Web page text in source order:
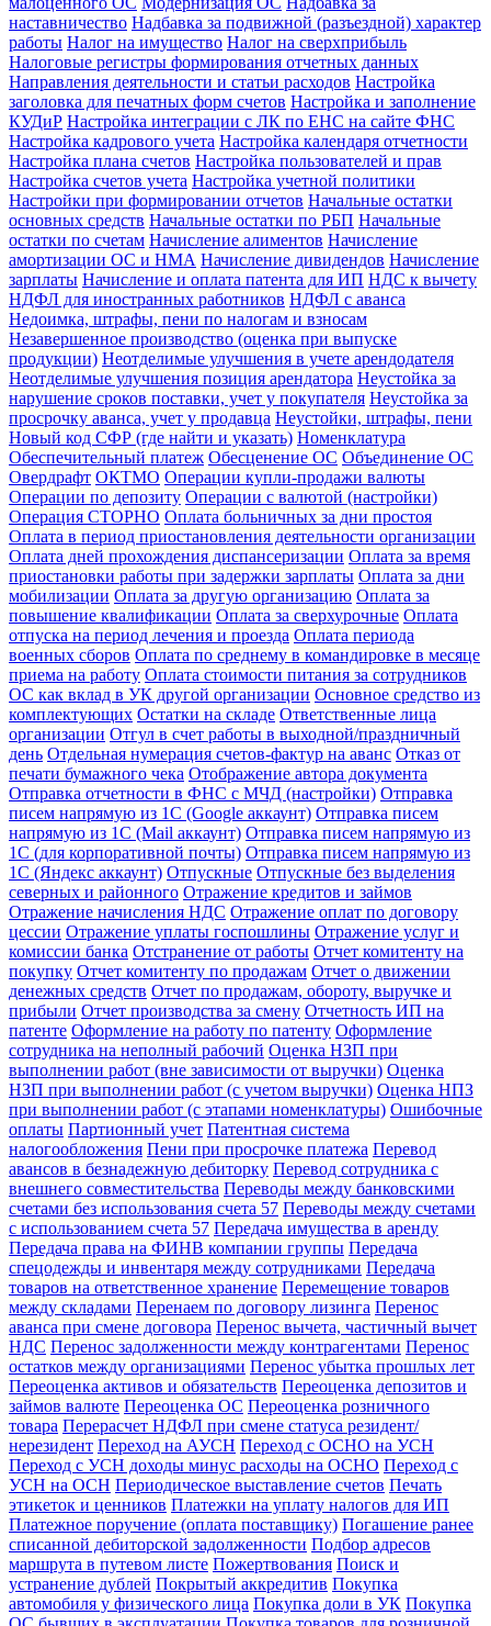
наставничество Надбавка за подвижной (разъездной) характер
работы Налог на имущество Налог на сверхприбыль
Налоговые регистры формирования отчетных данных
Направления деятельности и статьи расходов Настройка
заголовка для печатных форм счетов Настройка и заполнение
КУДиР Настройка интеграции с ЛК по ЕНС на сайте ФНС
Настройка кадрового учета Настройка календаря отчетности
Настройка плана счетов Настройка пользователей и прав
Настройка счетов учета Настройка учетной политики
Настройки при формировании отчетов Начальные остатки
основных средств Начальные остатки по РБП Начальные
остатки по счетам Начисление алиментов Начисление
амортизации ОС и НМА Начисление дивидендов Начисление
зарплаты Начисление и оплата патента для ИП НДС к вычету
НДФЛ для иностранных работников НДФЛ с аванса
Недоимка, штрафы, пени по налогам и взносам
Незавершенное производство (оценка при выпуске
продукции) Неотделимые улучшения в учете арендодателя
Неотделимые улучшения позиция арендатора Неустойка за
нарушение сроков поставки, учет у покупателя Неустойка за
просрочку аванса, учет у продавца Неустойки, штрафы, пени
Новый код СФР (где найти и указать) Номенклатура
Обеспечительный платеж Обесценение ОС Объединение ОС
Овердрафт ОКТМО Операции купли-продажи валюты
Операции по депозиту Операции с валютой (настройки)
Операция СТОРНО Оплата больничных за дни простоя
Оплата в период приостановления деятельности организации
Оплата дней прохождения диспансеризации Оплата за время
приостановки работы при задержки зарплаты Оплата за дни
мобилизации Оплата за другую организацию Оплата за
повышение квалификации Оплата за сверхурочные Оплата
отпуска на период лечения и проезда Оплата периода
военных сборов Оплата по среднему в командировке в месяце
приема на работу Оплата стоимости питания за сотрудников
ОС как вклад в УК другой организации Основное средство из
комплектующих Остатки на складе Ответственные лица
организации Отгул в счет работы в выходной/праздничный
день Отдельная нумерация счетов-фактур на аванс Отказ от
печати бумажного чека Отображение автора документа
Отправка отчетности в ФНС с МЧД (настройки) Отправка
писем напрямую из 1С (Google аккаунт) Отправка писем
напрямую из 1С (Mail аккаунт) Отправка писем напрямую из
1С (для корпоративной почты) Отправка писем напрямую из
1С (Яндекс аккаунт) Отпускные Отпускные без выделения
северных и районного Отражение кредитов и займов
Отражение начисления НДС Отражение оплат по договору
цессии Отражение уплаты госпошлины Отражение услуг и
комиссии банка Отстранение от работы Отчет комитенту на
покупку Отчет комитенту по продажам Отчет о движении
денежных средств Отчет по продажам, обороту, выручке и
прибыли Отчет производства за смену Отчетность ИП на
патенте Оформление на работу по патенту Оформление
сотрудника на неполный рабочий Оценка НЗП при
выполнении работ (вне зависимости от выручки) Оценка
НЗП при выполнении работ (с учетом выручки) Оценка НПЗ
при выполнении работ (с этапами номенклатуры) Ошибочные
оплаты Партионный учет Патентная система
налогообложения Пени при просрочке платежа Перевод
авансов в безнадежную дебиторку Перевод сотрудника с
внешнего совместительства Переводы между банковскими
счетами без использования счета 57 Переводы между счетами
с использованием счета 57 Передача имущества в аренду
Передача права на ФИНВ компании группы Передача
спецодежды и инвентаря между сотрудниками Передача
товаров на ответственное хранение Перемещение товаров
между складами Перенаем по договору лизинга Перенос
аванса при смене договора Перенос вычета, частичный вычет
НДС Перенос задолженности между контрагентами Перенос
остатков между организациями Перенос убытка прошлых лет
Переоценка активов и обязательств Переоценка депозитов и
займов валюте Переоценка ОС Переоценка розничного
товара Перерасчет НДФЛ при смене статуса резидент/
нерезидент Переход на АУСН Переход с ОСНО на УСН
Переход с УСН доходы минус расходы на ОСНО Переход с
УСН на ОСН Периодическое выставление счетов Печать
этикеток и ценников Платежки на уплату налогов для ИП
Платежное поручение (оплата поставщику) Погашение ранее
списанной дебиторской задолженности Подбор адресов
маршрута в путевом листе Пожертвования Поиск и
устранение дублей Покрытый аккредитив Покупка
автомобиля у физического лица Покупка доли в УК Покупка